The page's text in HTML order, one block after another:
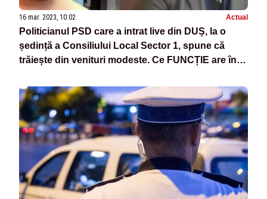
16 mar. 2023, 10:02 Actual
Politicianul PSD care a intrat live din DUȘ, la o
ședință a Consiliului Local Sector 1, spune că
trăiește din venituri modeste. Ce FUNCȚIE are însă